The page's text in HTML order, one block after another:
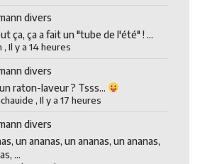
divers
ça, ça a fait un "tube de l'été" ! ...
,Il y a 14 heures
divers
raton-laveur ? Tsss...
,Il y a 17 heures
divers
un ananas, un ananas, un ananas,
...